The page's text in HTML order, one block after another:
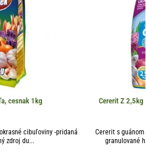
cesnak 1kg
cibuľoviny -pridaná
zdroj du...
Cererit Z 2,5kg
Cererit s
granulované